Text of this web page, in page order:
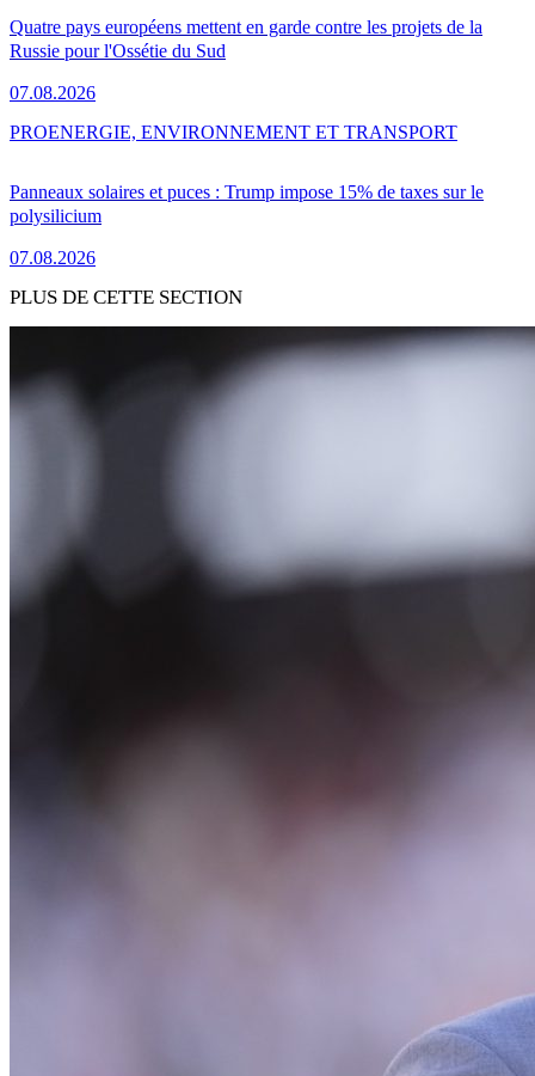
Quatre pays européens mettent en garde contre les projets de la
Russie pour l'Ossétie du Sud
07.08.2026
Panneaux solaires et puces : Trump impose 15% de taxes sur le
polysilicium
07.08.2026
PROENERGIE, ENVIRONNEMENT ET TRANSPORT
PLUS DE CETTE SECTION